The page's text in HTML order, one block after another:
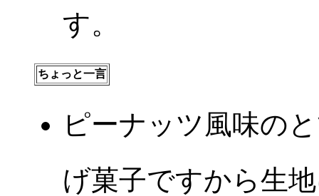
す。
ちょっと一言
ピーナッツ風味の
げ菓子ですから生